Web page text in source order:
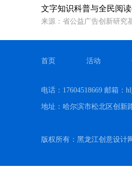
文字知识科普与全民阅
来源：省公益广告创新研究
首页 活动
电话：17604518669 邮箱：
地址：哈尔滨市松北区创新
版权所有：黑龙江创意设计